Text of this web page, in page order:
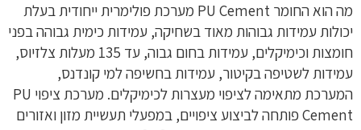
מה הוא החומר PU Cement מערכת פולימרית ייחודית בעלת
יכולות עמידות גבוהות מאוד בשחיקה, עמידות כימית גבוהה בפני
חומצות וכימיקלים, עמידות בחום גבוה, עד 135 מעלות צלזיוס,
עמידות לשטיפה בקיטור, עמידות בחשיפה למי קונדנס,
המערכת מתאימה לציפוי מעצרות לכימיקלים. מערכת ציפוי PU
Cement פותחה לביצוע ציפויים, במפעלי תעשיית מזון ואזורים